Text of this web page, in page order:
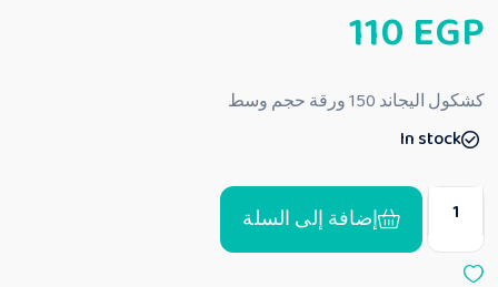
م
ا
ي
م
ن
110 EGP
كشكول اليجاند 150 ورقة حجم وسط
In stock
إضافة إلى السلة